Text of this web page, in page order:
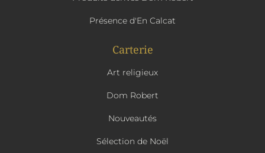
Présence d'En Calcat
Carterie
Art religieux
Dom Robert
Nouveautés
Sélection de Noël